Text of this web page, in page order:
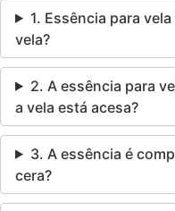
1. Essência para
vela?
2. A essência para
a vela está acesa?
3. A essência é
cera?